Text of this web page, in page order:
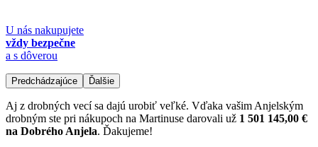
U nás nakupujete
vždy bezpečne
a s dôverou
Predchádzajúce Ďalšie
Aj z drobných vecí sa dajú urobiť veľké. Vďaka vašim Anjelským
drobným ste pri nákupoch na Martinuse darovali už 1 501 145,00 €
na Dobrého Anjela. Ďakujeme!